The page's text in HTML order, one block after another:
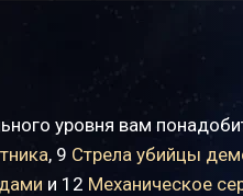
уровня вам
, 9 Стрела убийцы
и 12 Механическое